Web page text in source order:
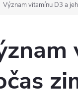
Význam vitamínu D3 a